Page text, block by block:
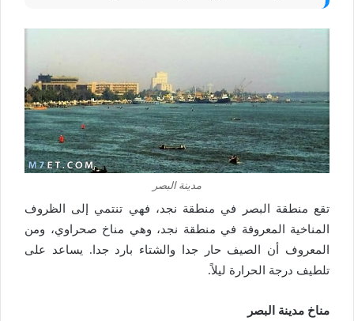
مدينة البصر
تقع منطقة البصر في منطقة نجد، فهي تنتمي إلى الظروف
المناخية المعروفة في منطقة نجد، وهي مناخ صحراوي، ومن
المعروف أن الصيف حار جدا والشتاء بارد جدا. يساعد على
تلطيف درجة الحرارة ليلاً.
مناخ مدينة البصر